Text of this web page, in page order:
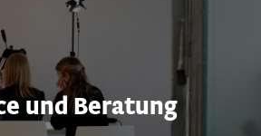
und Beratung